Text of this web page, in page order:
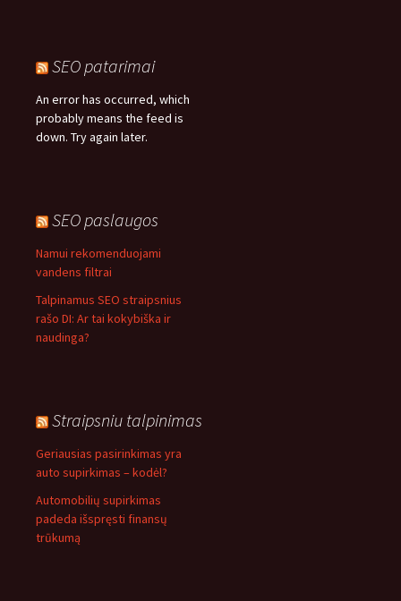
SEO patarimai
An error has occurred, which
probably means the feed is
down. Try again later.
SEO paslaugos
Namui rekomenduojami
vandens filtrai
Talpinamus SEO straipsnius
rašo DI: Ar tai kokybiška ir
naudinga?
Straipsniu talpinimas
Geriausias pasirinkimas yra
auto supirkimas – kodėl?
Automobilių supirkimas
padeda išspręsti finansų
trūkumą